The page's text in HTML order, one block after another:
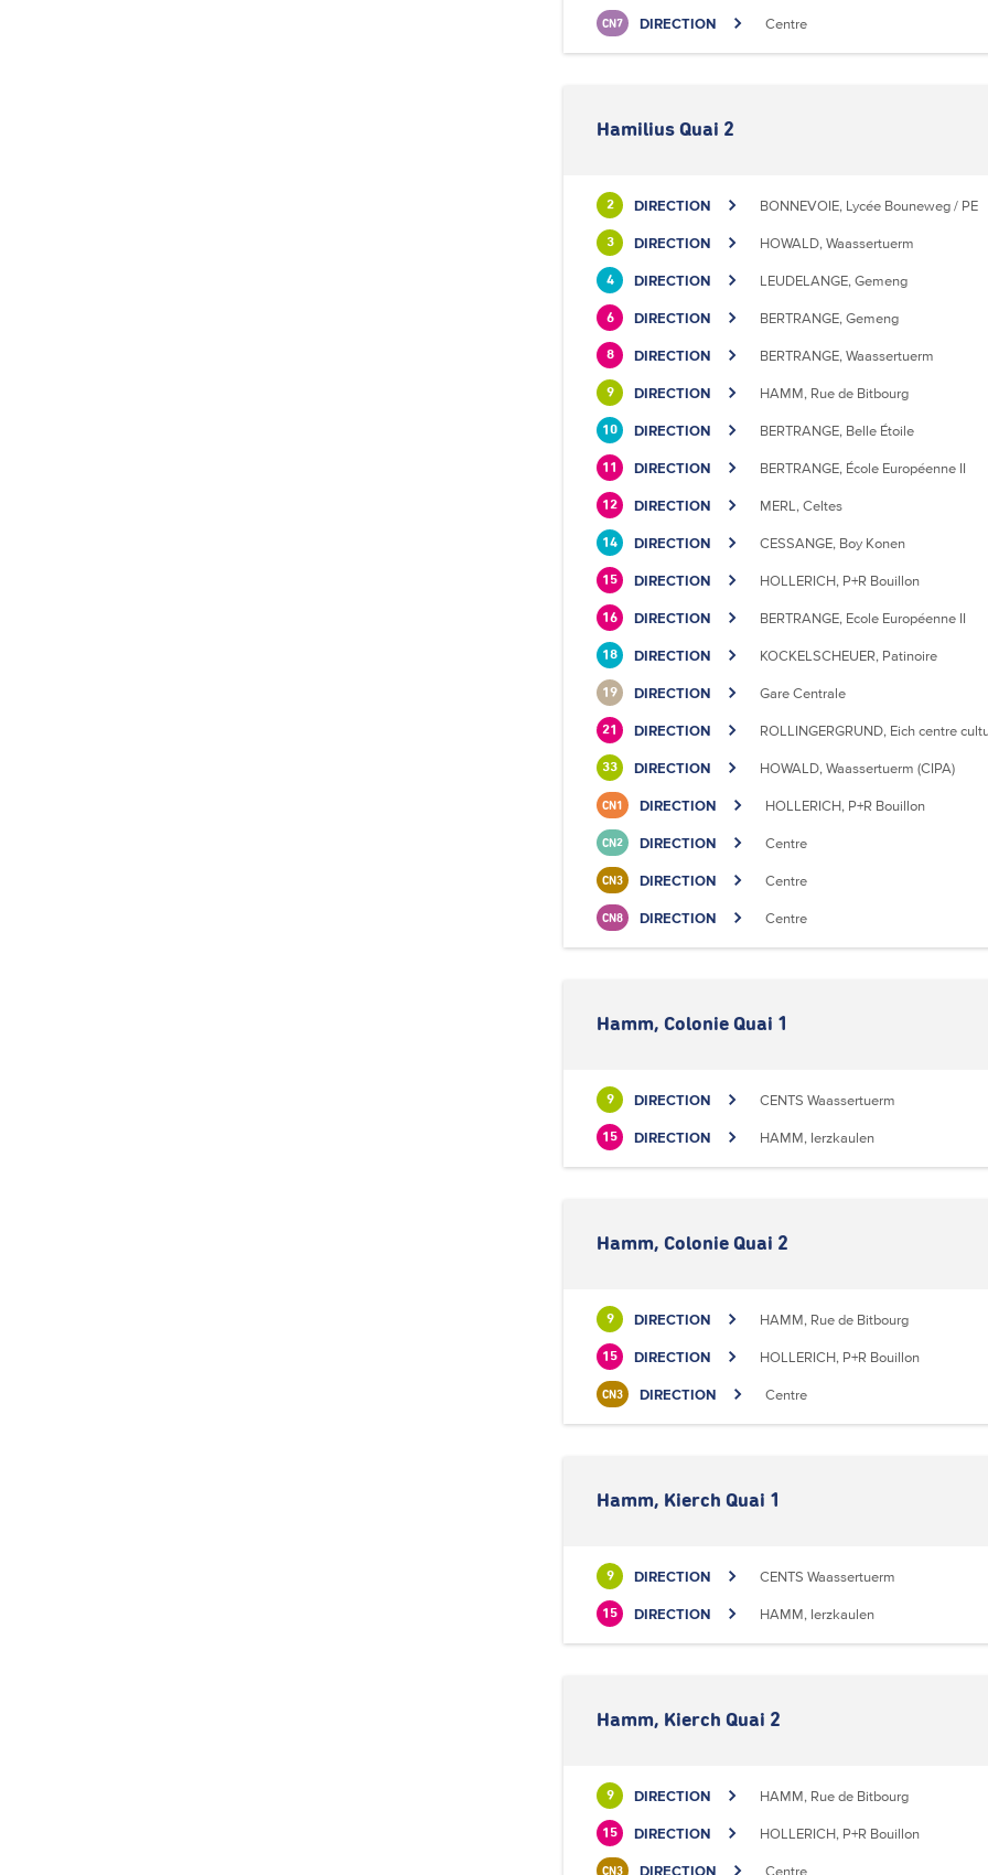
CN7 DIRECTION Centre
Hamilius Quai 2
2 DIRECTION BONNEVOIE, Lycée Bouneweg / PE
3 DIRECTION HOWALD, Waassertuerm
4 DIRECTION LEUDELANGE, Gemeng
6 DIRECTION BERTRANGE, Gemeng
8 DIRECTION BERTRANGE, Waassertuerm
9 DIRECTION HAMM, Rue de Bitbourg
10 DIRECTION BERTRANGE, Belle Étoile
11 DIRECTION BERTRANGE, École Européenne II
12 DIRECTION MERL, Celtes
14 DIRECTION CESSANGE, Boy Konen
15 DIRECTION HOLLERICH, P+R Bouillon
16 DIRECTION BERTRANGE, Ecole Européenne II
18 DIRECTION KOCKELSCHEUER, Patinoire
19 DIRECTION Gare Centrale
21 DIRECTION ROLLINGERGRUND, Eich centre
33 DIRECTION HOWALD, Waassertuerm (CIPA)
CN1 DIRECTION HOLLERICH, P+R Bouillon
CN2 DIRECTION Centre
CN3 DIRECTION Centre
CN8 DIRECTION Centre
Hamm, Colonie Quai 1
9 DIRECTION CENTS Waassertuerm
15 DIRECTION HAMM, Ierzkaulen
Hamm, Colonie Quai 2
9 DIRECTION HAMM, Rue de Bitbourg
15 DIRECTION HOLLERICH, P+R Bouillon
CN3 DIRECTION Centre
Hamm, Kierch Quai 1
9 DIRECTION CENTS Waassertuerm
15 DIRECTION HAMM, Ierzkaulen
Hamm, Kierch Quai 2
9 DIRECTION HAMM, Rue de Bitbourg
15 DIRECTION HOLLERICH, P+R Bouillon
CN3 DIRECTION Centre